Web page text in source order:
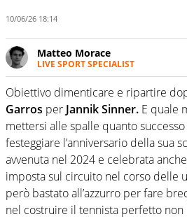
10/06/26 18:14
Matteo Morace
LIVE SPORT SPECIALIST
La multimedialità quale
professionale. Ama raccontare
attenzione sul tempo reale: la
sono opinioni ma fatti
Obiettivo dimenticare e ripartire
Garros per Jannik Sinner. E quale
mettersi alle spalle quanto
festeggiare l’anniversario della sua
avvenuta nel 2024 e celebrata
imposta sul circuito nel corso delle
però bastato all’azzurro per fare
nel costruire il tennista perfetto non